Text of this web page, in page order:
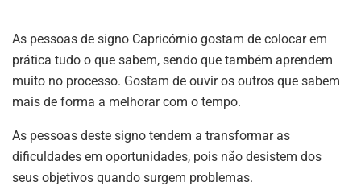
As pessoas de signo Capricórnio gostam de colocar em
prática tudo o que sabem, sendo que também aprendem
muito no processo. Gostam de ouvir os outros que sabem
mais de forma a melhorar com o tempo.
As pessoas deste signo tendem a transformar as
dificuldades em oportunidades, pois não desistem dos
seus objetivos quando surgem problemas.